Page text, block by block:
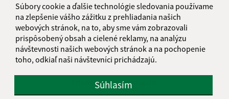
Súbory cookie a ďalšie technológie sledovania používame
na zlepšenie vášho zážitku z prehliadania našich
webových stránok, na to, aby sme vám zobrazovali
prispôsobený obsah a cielené reklamy, na analýzu
návštevnosti našich webových stránok a na pochopenie
toho, odkiaľ naši návštevníci prichádzajú.
Súhlasím
Správca obsahu je Krajské centrum sociálnych služieb
ZEMPLÍN.
Vytvorené v súlade sJednotným dizajn manuálom
elektronických služieb.
Zriaďovateľ organizácie: